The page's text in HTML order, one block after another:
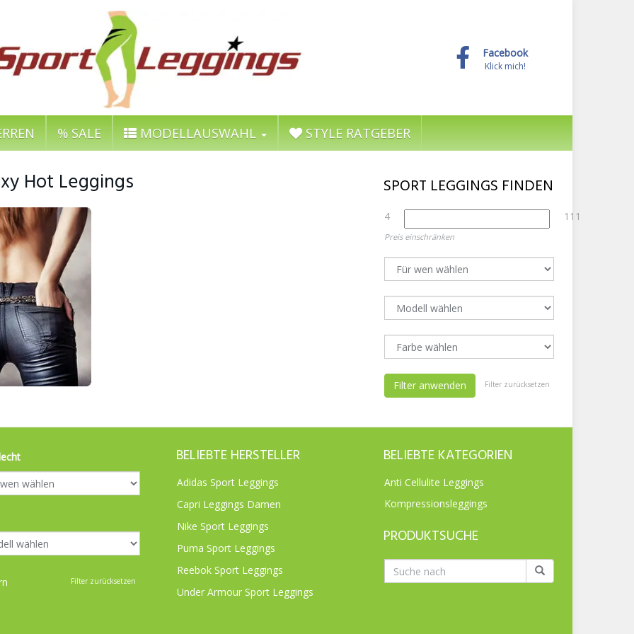
Facebook
Klick mich!
% SALE MODELLAUSWAHL STYLE RATGEBER
Hot Leggings SPORT LEGGINGS FINDEN
4 111
Preis einschränken
Filter zurücksetzen
Filter anwenden
Filter zurücksetzen
BELIEBTE HERSTELLER
Adidas Sport Leggings
Capri Leggings Damen
Nike Sport Leggings
Puma Sport Leggings
Reebok Sport Leggings
Under Armour Sport Leggings
BELIEBTE KATEGORIEN
Anti Cellulite Leggings
Kompressionsleggings
PRODUKTSUCHE